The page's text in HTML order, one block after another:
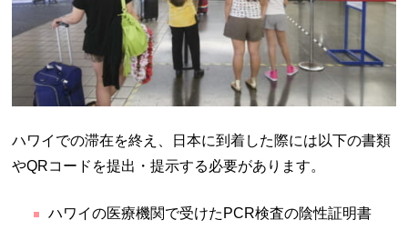
ハワイでの滞在を終え、日本に到着した際には以下の書類
やQRコードを提出・提示する必要があります。
ハワイの医療機関で受けたPCR検査の陰性証明書